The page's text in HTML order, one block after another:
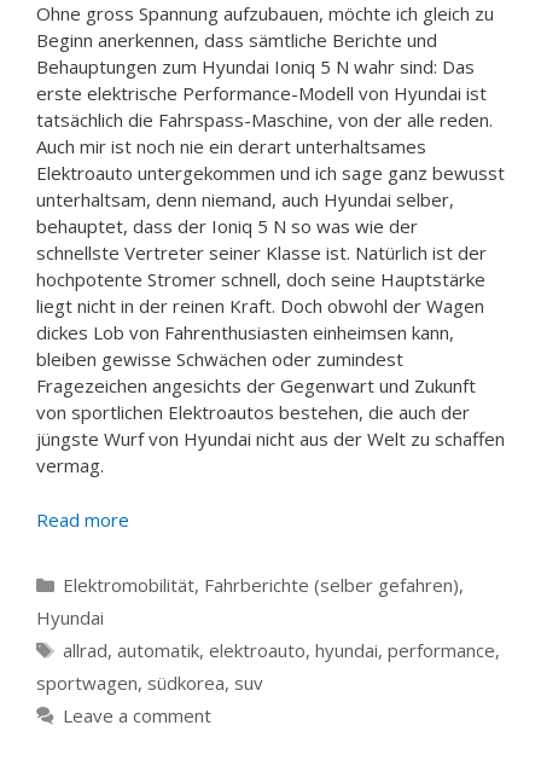
Ohne gross Spannung aufzubauen, möchte ich gleich zu
Beginn anerkennen, dass sämtliche Berichte und
Behauptungen zum Hyundai Ioniq 5 N wahr sind: Das
erste elektrische Performance-Modell von Hyundai ist
tatsächlich die Fahrspass-Maschine, von der alle reden.
Auch mir ist noch nie ein derart unterhaltsames
Elektroauto untergekommen und ich sage ganz bewusst
unterhaltsam, denn niemand, auch Hyundai selber,
behauptet, dass der Ioniq 5 N so was wie der
schnellste Vertreter seiner Klasse ist. Natürlich ist der
hochpotente Stromer schnell, doch seine Hauptstärke
liegt nicht in der reinen Kraft. Doch obwohl der Wagen
dickes Lob von Fahrenthusiasten einheimsen kann,
bleiben gewisse Schwächen oder zumindest
Fragezeichen angesichts der Gegenwart und Zukunft
von sportlichen Elektroautos bestehen, die auch der
jüngste Wurf von Hyundai nicht aus der Welt zu schaffen
vermag.
Read more
Categories
Elektromobilität, Fahrberichte (selber gefahren),
Hyundai
Tags
allrad, automatik, elektroauto, hyundai, performance,
sportwagen, südkorea, suv
Leave a comment